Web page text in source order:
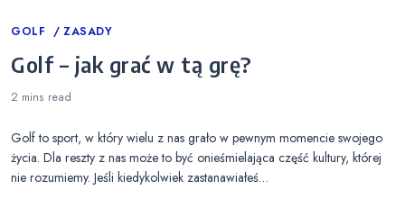
Categories
GOLF ZASADY
Golf – jak grać w tą grę?
2 mins read
Golf to sport, w który wielu z nas grało w pewnym momencie swojego
życia. Dla reszty z nas może to być onieśmielająca część kultury, której
nie rozumiemy. Jeśli kiedykolwiek zastanawiałeś…